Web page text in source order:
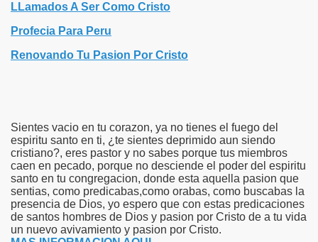
LLamados A Ser Como Cristo
Profecia Para Peru
Renovando Tu Pasion Por Cristo
Sientes vacio en tu corazon, ya no tienes el fuego del
espiritu santo en ti, ¿te sientes deprimido aun siendo
cristiano?, eres pastor y no sabes porque tus miembros
caen en pecado, porque no desciende el poder del espiritu
santo en tu congregacion, donde esta aquella pasion que
sentias, como predicabas,como orabas, como buscabas la
presencia de Dios, yo espero que con estas predicaciones
de santos hombres de Dios y pasion por Cristo de a tu vida
un nuevo avivamiento y pasion por Cristo.